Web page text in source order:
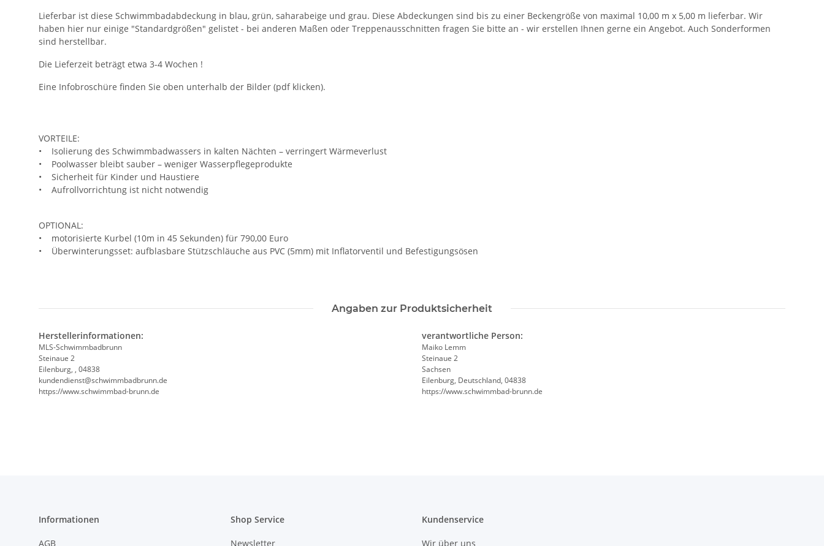
Lieferbar ist diese Schwimmbadabdeckung in blau, grün, saharabeige und grau. Diese Abdeckungen sind bis zu einer Beckengröße von maximal 10,00 m x 5,00 m lieferbar. Wir
haben hier nur einige "Standardgrößen" gelistet - bei anderen Maßen oder Treppenausschnitten fragen Sie bitte an - wir erstellen Ihnen gerne ein Angebot. Auch Sonderformen
sind herstellbar.
Die Lieferzeit beträgt etwa 3-4 Wochen !
Eine Infobroschüre finden Sie oben unterhalb der Bilder (pdf klicken).
VORTEILE:
• Isolierung des Schwimmbadwassers in kalten Nächten – verringert Wärmeverlust
• Poolwasser bleibt sauber – weniger Wasserpflegeprodukte
• Sicherheit für Kinder und Haustiere
• Aufrollvorrichtung ist nicht notwendig
OPTIONAL:
• motorisierte Kurbel (10m in 45 Sekunden) für 790,00 Euro
• Überwinterungsset: aufblasbare Stützschläuche aus PVC (5mm) mit Inflatorventil und Befestigungsösen
Angaben zur Produktsicherheit
Herstellerinformationen:
MLS-Schwimmbadbrunn
Steinaue 2
Eilenburg, , 04838
kundendienst@schwimmbadbrunn.de
https://www.schwimmbad-brunn.de
verantwortliche Person:
Maiko Lemm
Steinaue 2
Sachsen
Eilenburg, Deutschland, 04838
https://www.schwimmbad-brunn.de
Informationen
AGB
Shop Service
Newsletter
Kundenservice
Wir über uns